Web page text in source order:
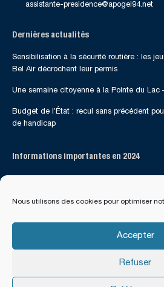
Nous utilisons des cookies pour optimiser
Accepter
Refuser
assistante-presidence@apogei94.net
Dernières actualités
Sensibilisation à la sécurité routière : les
Bel Air décrochent leur permis
Une semaine citoyenne à la Pointe du Lac
Budget de l’État : recul sans précédent
de handicap
Informations importantes en 2024